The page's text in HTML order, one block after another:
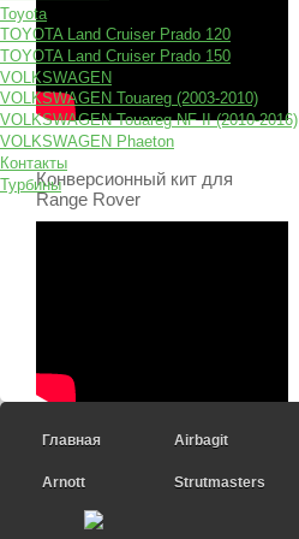
Toyota
TOYOTA Land Cruiser Prado 120
TOYOTA Land Cruiser Prado 150
VOLKSWAGEN
VOLKSWAGEN Touareg (2003-2010)
VOLKSWAGEN Touareg NF II (2010-2016)
VOLKSWAGEN Phaeton
Контакты
ТурбиныКонверсионный кит для
Range Rover
Главная Airbagit
Arnott Strutmasters